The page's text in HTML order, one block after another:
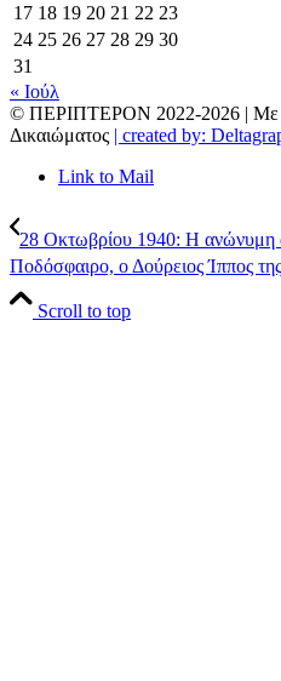
17 18 19 20 21 22 23
24 25 26 27 28 29 30
31
« Ιούλ
© ΠΕΡΙΠΤΕΡΟΝ 2022-2026 | Με
Δικαιώματος | created by:
Link to Mail
28 Οκτωβρίου 1940: Η ανώνυμη
Ποδόσφαιρο, ο Δούρειος Ίππος
Scroll to top